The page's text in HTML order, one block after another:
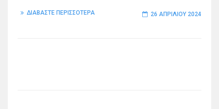
ΔΙΑΒΑΣΤΕ ΠΕΡΙΣΣΟΤΕΡΑ 26 ΑΠΡΙΛΊΟΥ 2024